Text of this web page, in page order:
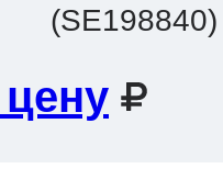
(SE198840)